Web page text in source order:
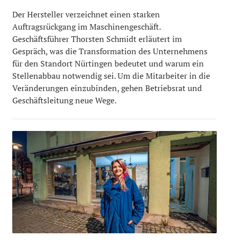
Der Hersteller verzeichnet einen starken
Auftragsrückgang im Maschinengeschäft.
Geschäftsführer Thorsten Schmidt erläutert im
Gespräch, was die Transformation des Unternehmens
für den Standort Nürtingen bedeutet und warum ein
Stellenabbau notwendig sei. Um die Mitarbeiter in die
Veränderungen einzubinden, gehen Betriebsrat und
Geschäftsleitung neue Wege.